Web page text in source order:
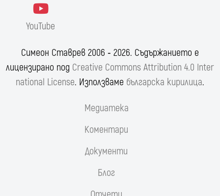
YouTube
Симеон Ставрев 2006 ‐ 2026. Съдържанието е
лицензирано под Creative Commons Attribution 4.0 Inter
national License. Използваме българска кирилица.
Медиатека
Коментари
Документи
Блог